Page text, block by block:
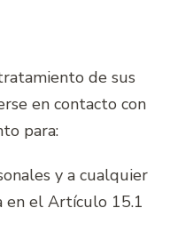
de sus
en contacto con
para:
y a cualquier
en el Artículo 15.1